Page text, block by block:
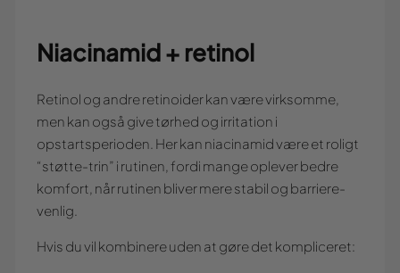
Niacinamid + retinol
Retinol og andre retinoider kan være virksomme,
men kan også give tørhed og irritation i
opstartsperioden. Her kan niacinamid være et roligt
“støtte-trin” i rutinen, fordi mange oplever bedre
komfort, når rutinen bliver mere stabil og barriere-
venlig.
Hvis du vil kombinere uden at gøre det kompliceret: